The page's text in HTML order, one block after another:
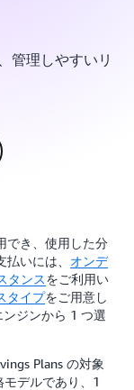
管理しやすいリ
でき、使用した分
いには、 オンデ
タンスをご利用い
タイプをご用意し
ジンから 1 つ選
Plans の対象
デルであり、1